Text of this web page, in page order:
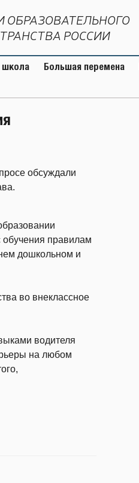
ОБРАЗОВАТЕЛЬНОГО
РОССИИ
школа Большая перемена
обсуждали
обучения правилам
дошкольном и
во внеклассное
водителя
на любом